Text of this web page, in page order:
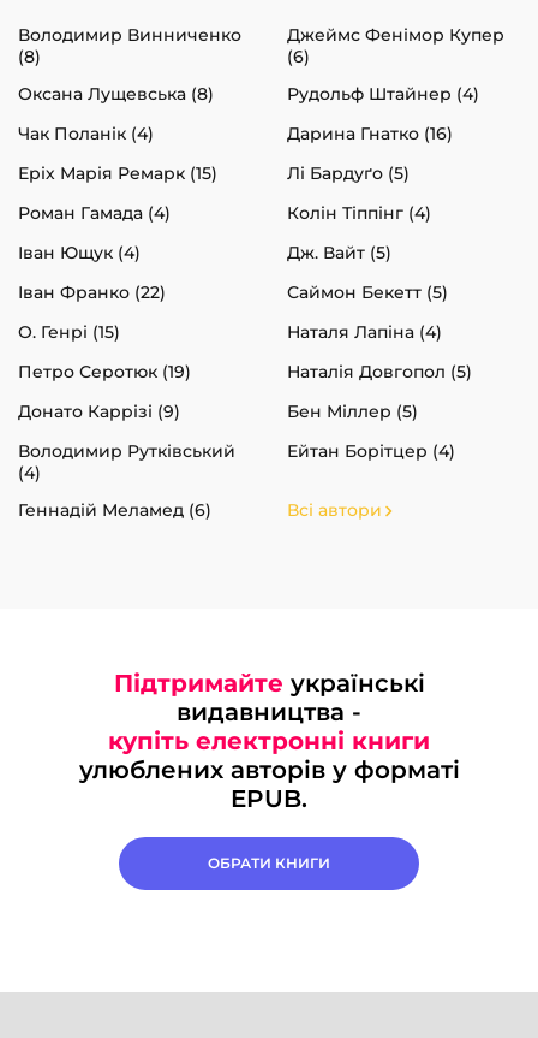
Володимир Винниченко
(8)
Джеймс Фенімор Купер
(6)
Оксана Лущевська (8)
Рудольф Штайнер (4)
Чак Поланік (4)
Дарина Гнатко (16)
Еріх Марія Ремарк (15)
Лі Бардуґо (5)
Роман Гамада (4)
Колін Тіппінг (4)
Іван Ющук (4)
Дж. Вайт (5)
Іван Франко (22)
Саймон Бекетт (5)
О. Генрі (15)
Наталя Лапіна (4)
Петро Серотюк (19)
Наталія Довгопол (5)
Донато Каррізі (9)
Бен Міллер (5)
Володимир Рутківський
(4)
Ейтан Борітцер (4)
Геннадій Меламед (6) Всі автори
Підтримайте українські
видавництва -
купіть електронні книги
улюблених авторів у форматі
EPUB.
ОБРАТИ КНИГИ